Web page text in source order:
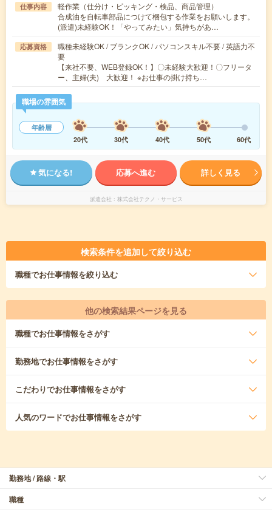
仕事内容
軽作業（仕分け・ピッキング・検品、商品管理）
合成油を自転車部品につけて梱包する作業をお願いします。
(派遣)未経験OK！「やってみたい」気持ちがあ…
応募資格
職種未経験OK / ブランクOK / パソコンスキル不要 / 英語力不
要
【来社不要、WEB登録OK！】〇未経験大歓迎！〇フリータ
ー、主婦(夫) 大歓迎！ ※お仕事の掛け持ち…
職場の雰囲気
年齢層
20代
30代 40代 50代 60代
気になる! 応募へ進む 詳しく見る
派遣会社 株式会社テクノ・サービス
検索条件を追加して絞り込む
職種でお仕事情報を絞り込む
他の検索結果ページを見る
職種でお仕事情報をさがす
勤務地でお仕事情報をさがす
こだわりでお仕事情報をさがす
人気のワードでお仕事情報をさがす
勤務地 / 路線・駅
職種